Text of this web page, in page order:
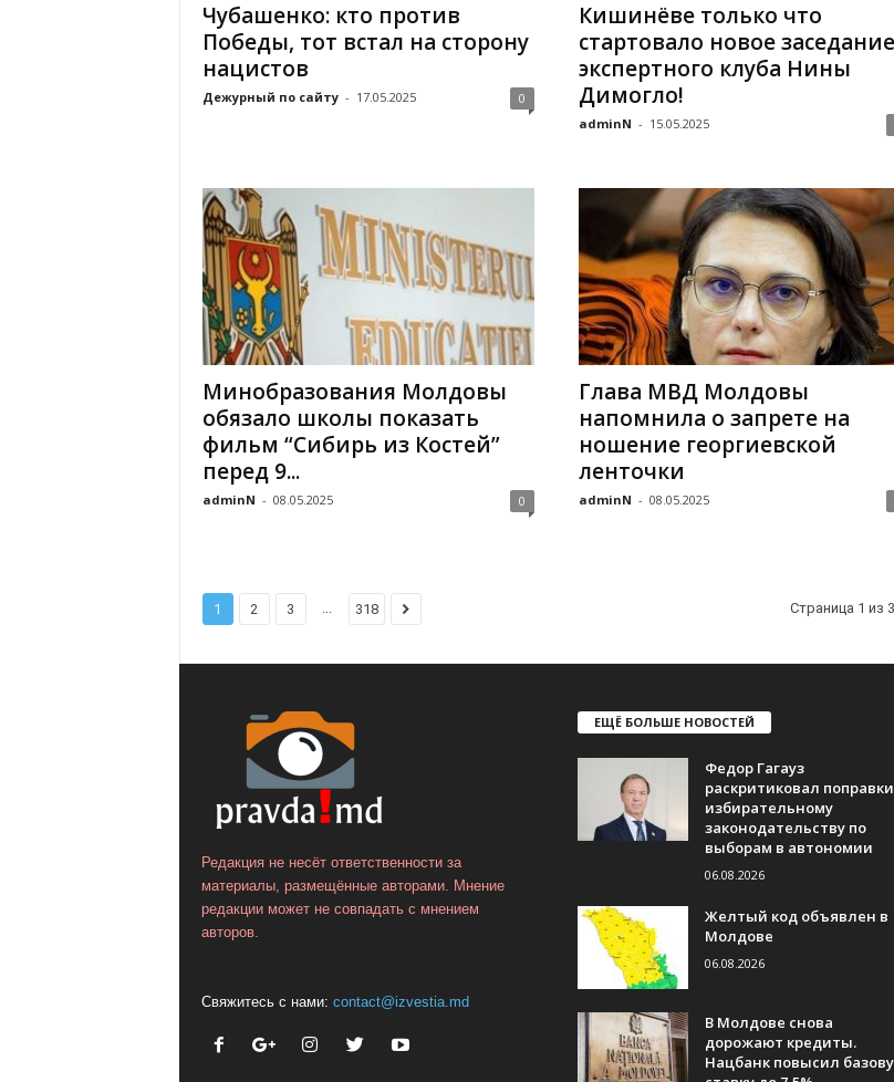
Чубашенко: кто против
Победы, тот встал на сторону
нацистов
Дежурный по сайту - 17.05.2025 0
Кишинёве только что
стартовало новое заседание
экспертного клуба Нины
Димогло!
adminN - 15.05.2025
Минобразования Молдовы
обязало школы показать
фильм “Сибирь из Костей”
перед 9...
adminN - 08.05.2025 0
Глава МВД Молдовы
напомнила о запрете на
ношение георгиевской
ленточки
adminN - 08.05.2025
1 2 3 ... 318 Страница 1 из
Редакция не несёт ответственности за
материалы, размещённые авторами. Мнение
редакции может не совпадать с мнением
авторов.
Свяжитесь с нами: contact@izvestia.md
ЕЩЁ БОЛЬШЕ НОВОСТЕЙ
Федор Гагауз
раскритиковал
избирательному
законодательству по
выборам в автономии
06.08.2026
Желтый код объявлен в
Молдове
06.08.2026
В Молдове снова
дорожают кредиты.
Нацбанк повысил